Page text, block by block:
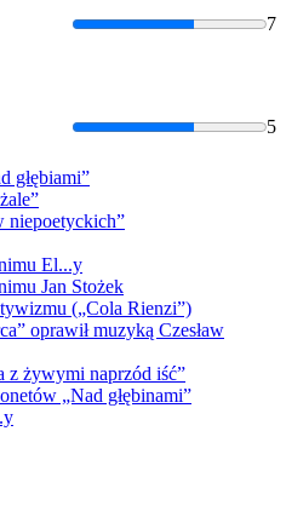
7
5
głębiami”
niepoetyckich”
El...y
Jan Stożek
(„Cola Rienzi”)
oprawił muzyką Czesław
z żywymi naprzód iść”
„Nad głębinami”